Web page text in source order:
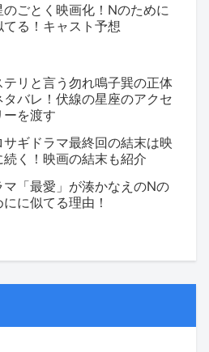
のごとく映画化！Nのために
てる！キャスト予想
テリと言う勿れ鳴子巽の正体
タバレ！伏線の星座のアクセ
ーを渡す
サギドラマ最終回の結末は映
続く！映画の結末も紹介
マ「最愛」が湊かなえのNの
にに似てる理由！